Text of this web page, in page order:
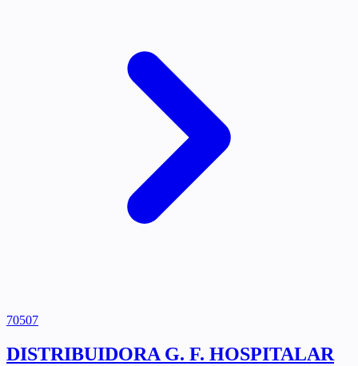
70507
DISTRIBUIDORA G. F. HOSPITALAR